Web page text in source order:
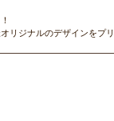
リジナルのデザインをプ